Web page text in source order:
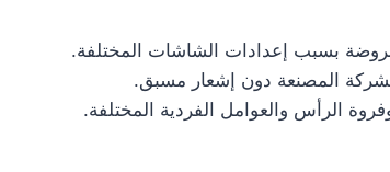
بسبب إعدادات الشاشات المختلفة.
المصنعة دون إشعار مسبق.
الرأس والعوامل الفردية المختلفة.